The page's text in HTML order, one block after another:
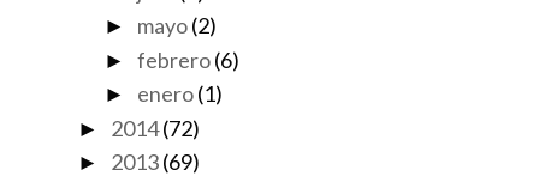
► mayo (2)
► febrero (6)
► enero (1)
► 2014(72)
► 2013(69)